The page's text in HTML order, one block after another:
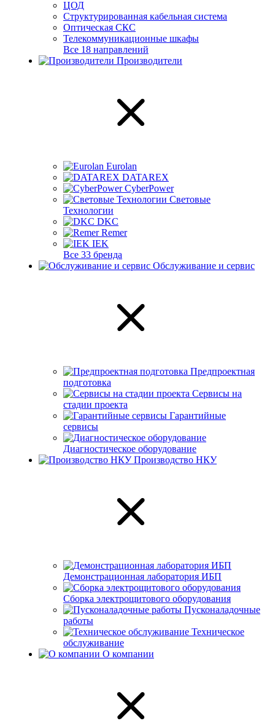
ЦОД
Структурированная кабельная система
Оптическая СКС
Телекоммуникационные шкафы
Все 18 направлений
Производители
Eurolan
DATAREX
CyberPower
Световые
Технологии
DKC
Remer
IEK
Все 33 бренда
Обслуживание и сервис
Предпроектная
подготовка
Сервисы на
стадии проекта
Гарантийные
сервисы
Диагностическое оборудование
Производство НКУ
Демонстрационная лаборатория ИБП
Сборка электрощитового оборудования
Пусконаладочные
работы
Техническое
обслуживание
О компании